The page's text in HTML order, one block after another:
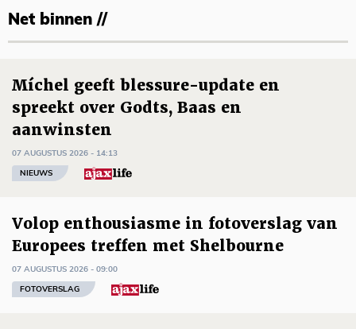
Net binnen //
Míchel geeft blessure-update en
spreekt over Godts, Baas en
aanwinsten
07 AUGUSTUS 2026 - 14:13
NIEUWS
Volop enthousiasme in fotoverslag van
Europees treffen met Shelbourne
07 AUGUSTUS 2026 - 09:00
FOTOVERSLAG